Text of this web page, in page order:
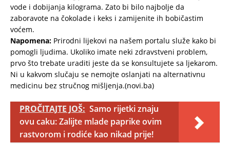
vode i dobijanja kilograma. Zato bi bilo najbolje da
zaboravote na čokolade i keks i zamijenite ih bobičastim
voćem.
Napomena: Prirodni lijekovi na našem portalu služe kako bi
pomogli ljudima. Ukoliko imate neki zdravstveni problem,
prvo što trebate uraditi jeste da se konsultujete sa ljekarom.
Ni u kakvom slučaju se nemojte oslanjati na alternativnu
medicinu bez stručnog mišljenja.(novi.ba)
PROČITAJTE JOŠ: Samo rijetki znaju
ovu caku: Zalijte mlade paprike ovim
rastvorom i rodiće kao nikad prije!